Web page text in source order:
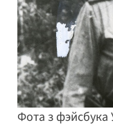
Фота з фэйсбука